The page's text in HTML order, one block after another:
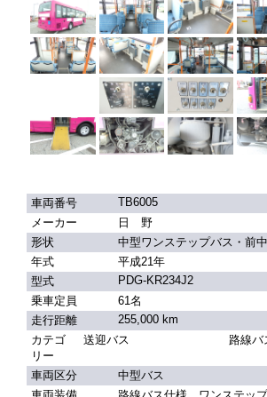
車両番号
TB6005
メーカー
日 野
形状
中型ワンステップバス・前
年式
平成21年
型式
PDG-KR234J2
乗車定員
61名
走行距離
255,000 km
カテゴ
リー
送迎バス 路線バ
車両区分
中型バス